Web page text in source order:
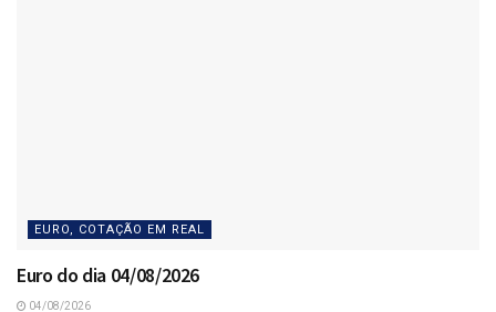
EURO, COTAÇÃO EM REAL
Euro do dia 04/08/2026
04/08/2026